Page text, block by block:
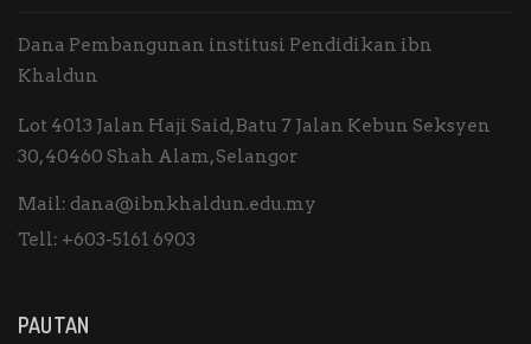
Dana Pembangunan institusi Pendidikan ibn
Khaldun
Lot 4013 Jalan Haji Said, Batu 7 Jalan Kebun Seksyen
30, 40460 Shah Alam, Selangor
Mail: dana@ibnkhaldun.edu.my
Tell: +603-5161 6903
PAUTAN